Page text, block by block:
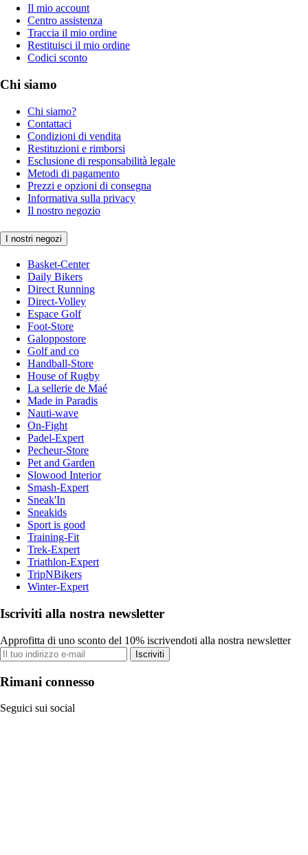
Il mio account
Centro assistenza
Traccia il mio ordine
Restituisci il mio ordine
Codici sconto
Chi siamo
Chi siamo?
Contattaci
Condizioni di vendita
Restituzioni e rimborsi
Esclusione di responsabilità legale
Metodi di pagamento
Prezzi e opzioni di consegna
Informativa sulla privacy
Il nostro negozio
I nostri negozi
Basket-Center
Daily Bikers
Direct Running
Direct-Volley
Espace Golf
Foot-Store
Galoppostore
Golf and co
Handball-Store
House of Rugby
La sellerie de Maé
Made in Paradis
Nauti-wave
On-Fight
Padel-Expert
Pecheur-Store
Pet and Garden
Slowood Interior
Smash-Expert
Sneak'In
Sneakids
Sport is good
Training-Fit
Trek-Expert
Triathlon-Expert
TripNBikers
Winter-Expert
Iscriviti alla nostra newsletter
Approfitta di uno sconto del 10% iscrivendoti alla nostra newsletter
Iscriviti
Rimani connesso
Seguici sui social